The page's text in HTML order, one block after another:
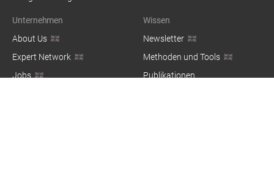
Unternehmen
About Us
Expert Network
Jobs
Wissen
Newsletter
Methoden und Tools
Publikationen